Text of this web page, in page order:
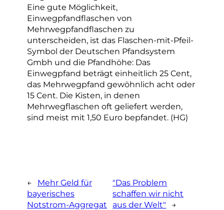
Eine gute Möglichkeit,
Einwegpfandflaschen von
Mehrwegpfandflaschen zu
unterscheiden, ist das Flaschen-mit-Pfeil-
Symbol der Deutschen Pfandsystem
Gmbh und die Pfandhöhe: Das
Einwegpfand beträgt einheitlich 25 Cent,
das Mehrwegpfand gewöhnlich acht oder
15 Cent. Die Kisten, in denen
Mehrwegflaschen oft geliefert werden,
sind meist mit 1,50 Euro bepfandet. (HG)
←
Mehr Geld für
bayerisches
Notstrom-Aggregat
"Das Problem
schaffen wir nicht
aus der Welt"
→